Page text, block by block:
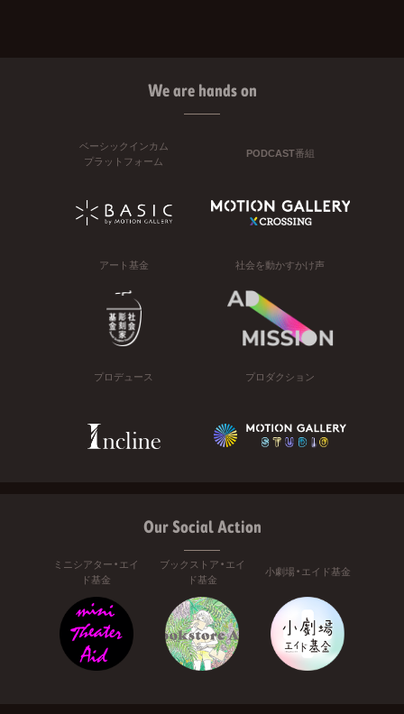
We are hands on
ベーシックインカム
プラットフォーム
PODCAST番組
アート基金 社会を動かすかけ声
プロデュース プロダクション
Our Social Action
ミニシアター・エイ
ド基金
ブックストア・エイ
ド基金
小劇場・エイド基金